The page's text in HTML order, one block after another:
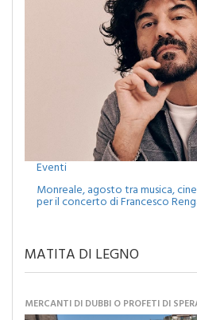
Monreale, agosto tra musica,
per il concerto di Francesco